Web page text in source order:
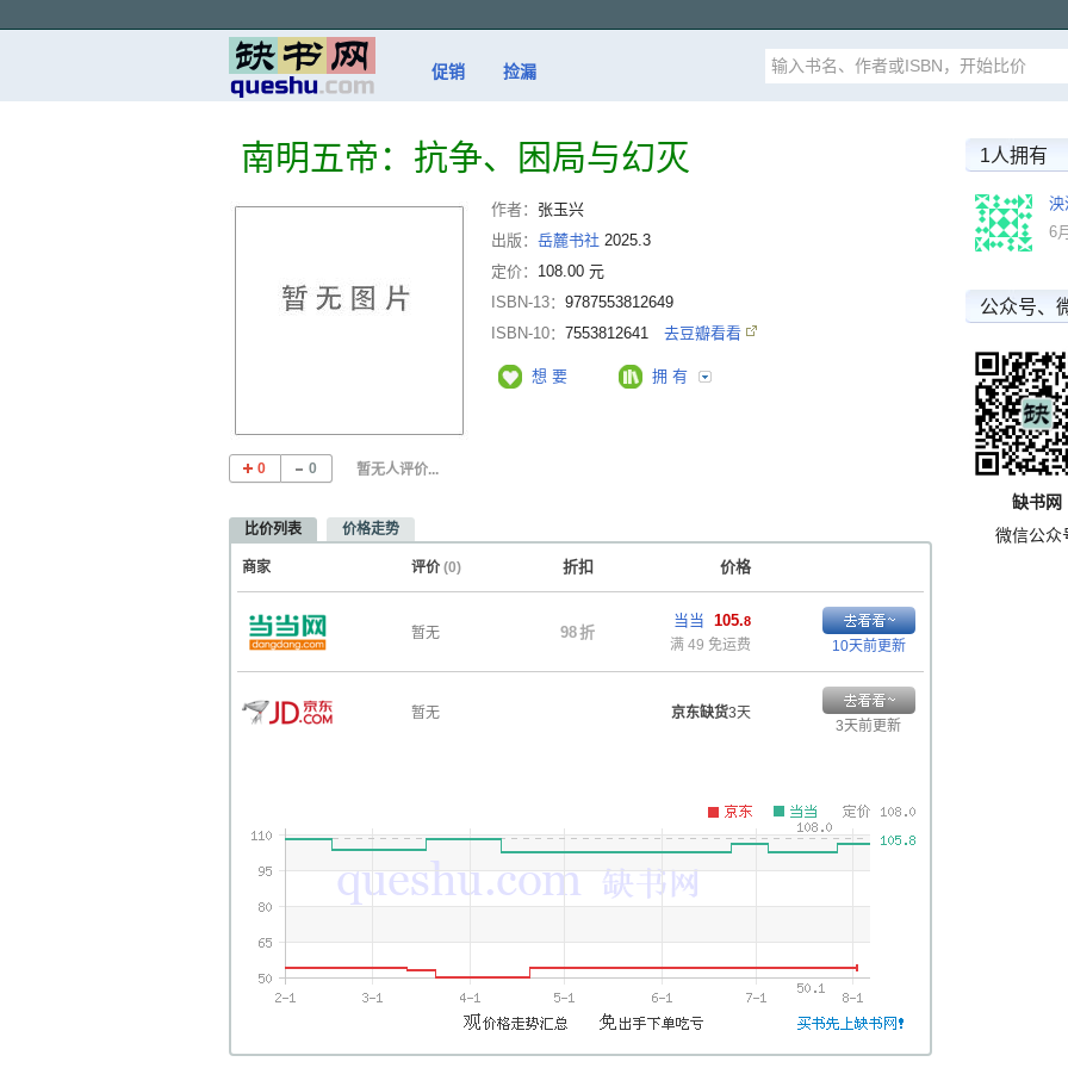
促销 捡漏
南明五帝：抗争、困局与幻灭
作者： 张玉兴
出版： 岳麓书社 2025.3
定价： 108.00 元
ISBN-13： 9787553812649
ISBN-10： 7553812641 去豆瓣看看
想 要 拥 有
0 0 暂无人评价...
比价列表 价格走势
商家 评价 (0) 折扣 价格
暂无 98折
当当 105.8
满 49 免运费 10天前更新
暂无 京东缺货3天
3天前更新
1人拥有
泱
6
公众号、
缺书网
微信公众